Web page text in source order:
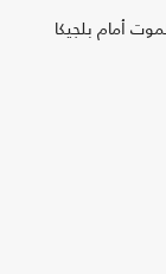
أمام بلجيكا